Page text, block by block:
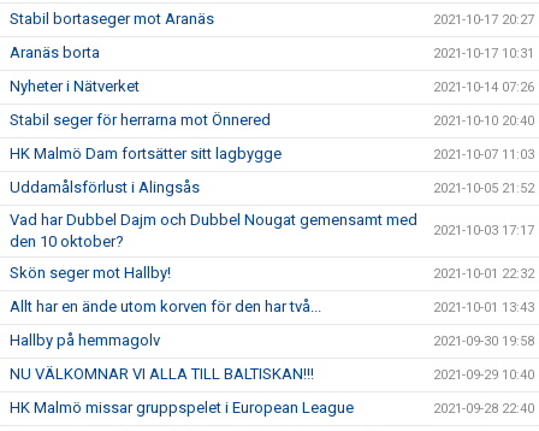
Stabil bortaseger mot Aranäs 2021-10-17 20:27
Aranäs borta 2021-10-17 10:31
Nyheter i Nätverket 2021-10-14 07:26
Stabil seger för herrarna mot Önnered 2021-10-10 20:40
HK Malmö Dam fortsätter sitt lagbygge 2021-10-07 11:03
Uddamålsförlust i Alingsås 2021-10-05 21:52
Vad har Dubbel Dajm och Dubbel Nougat gemensamt med
den 10 oktober?
2021-10-03 17:17
Skön seger mot Hallby! 2021-10-01 22:32
Allt har en ände utom korven för den har två... 2021-10-01 13:43
Hallby på hemmagolv 2021-09-30 19:58
NU VÄLKOMNAR VI ALLA TILL BALTISKAN!!! 2021-09-29 10:40
HK Malmö missar gruppspelet i European League 2021-09-28 22:40